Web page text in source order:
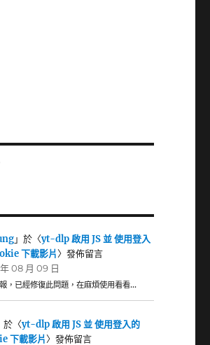
」於〈yt-dlp 啟用 JS 並 使用登入
下載影片〉發佈留言
08 月 09 日
，已經修復此問題，在麻煩使用看看…
於〈yt-dlp 啟用 JS 並 使用登入的
下載影片〉發佈留言